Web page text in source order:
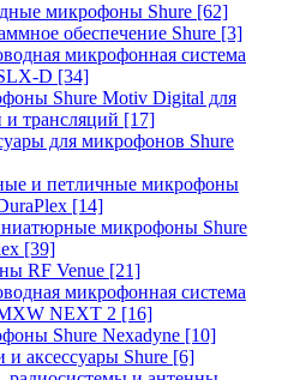
микрофоны Shure [62]
обеспечение Shure [3]
микрофонная система
D [34]
Shure Motiv Digital для
и трансляций [17]
для микрофонов Shure
и петличные микрофоны
[14]
микрофоны Shure
[39]
RF Venue [21]
микрофонная система
NEXT 2 [16]
Shure Nexadyne [10]
и аксессуары Shure [6]